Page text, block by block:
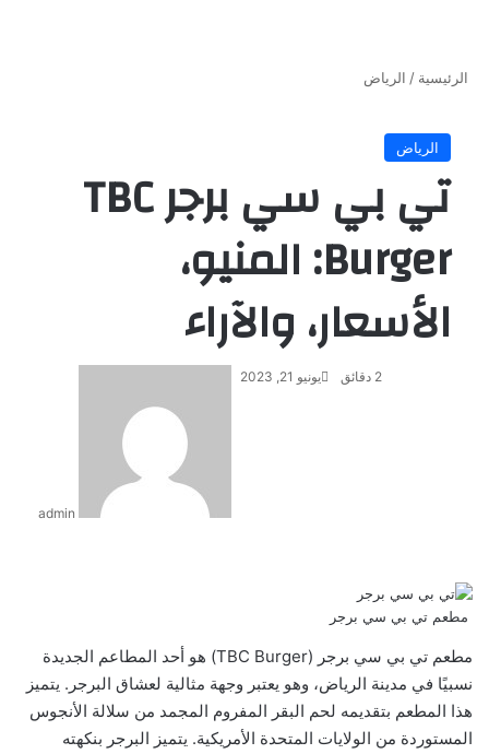
الرئيسية / الرياض
الرياض
تي بي سي برجر TBC
Burger: المنيو،
الأسعار، والآراء
admin
يونيو 21, 2023
مطعم تي بي سي برجر
مطعم تي بي سي برجر (TBC Burger) هو أحد المطاعم الجديدة
نسبيًا في مدينة الرياض، وهو يعتبر وجهة مثالية لعشاق البرجر. يتميز
هذا المطعم بتقديمه لحم البقر المفروم المجمد من سلالة الأنجوس
المستوردة من الولايات المتحدة الأمريكية. يتميز البرجر بنكهته